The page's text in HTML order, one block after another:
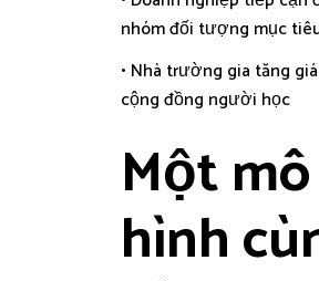
nhóm đối tượng mục
• Nhà trường gia tăng
cộng đồng người học
Một mô
hình